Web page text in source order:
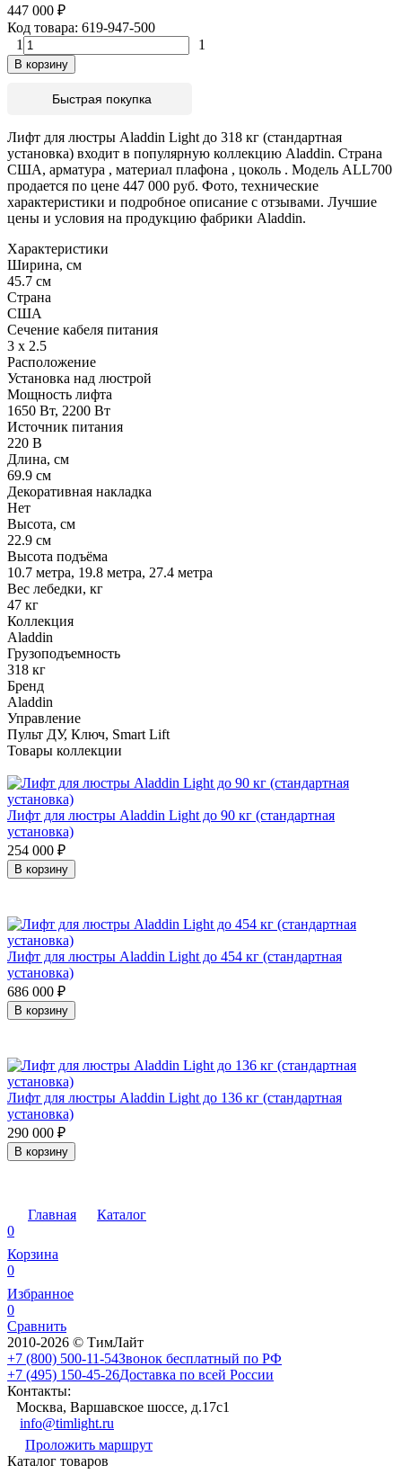
447 000 ₽
Код товара: 619-947-500
1
1
В корзину
Быстрая покупка
Лифт для люстры Aladdin Light до 318 кг (стандартная
установка) входит в популярную коллекцию Aladdin. Страна
США, арматура , материал плафона , цоколь . Модель ALL700
продается по цене 447 000 руб. Фото, технические
характеристики и подробное описание с отзывами. Лучшие
цены и условия на продукцию фабрики Aladdin.
Характеристики
Ширина, см
45.7 см
Страна
США
Сечение кабеля питания
3 х 2.5
Расположение
Установка над люстрой
Мощность лифта
1650 Вт, 2200 Вт
Источник питания
220 В
Длина, см
69.9 см
Декоративная накладка
Нет
Высота, см
22.9 см
Высота подъёма
10.7 метра, 19.8 метра, 27.4 метра
Вес лебедки, кг
47 кг
Коллекция
Aladdin
Грузоподъемность
318 кг
Бренд
Aladdin
Управление
Пульт ДУ, Ключ, Smart Lift
Товары коллекции
Лифт для люстры Aladdin Light до 90 кг (стандартная
установка)
254 000 ₽
В корзину
Лифт для люстры Aladdin Light до 454 кг (стандартная
установка)
686 000 ₽
В корзину
Лифт для люстры Aladdin Light до 136 кг (стандартная
установка)
290 000 ₽
В корзину
Главная
Каталог
0
Корзина
0
Избранное
0
Сравнить
2010-2026 © ТимЛайт
+7 (800) 500-11-54Звонок бесплатный по РФ
+7 (495) 150-45-26Доставка по всей России
Контакты:
Москва, Варшавское шоссе, д.17c1
info@timlight.ru
Проложить маршрут
Каталог товаров